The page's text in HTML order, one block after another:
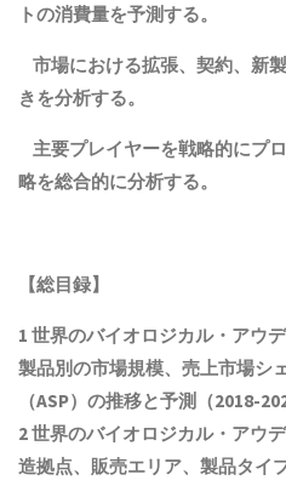
トの消費量を予測する。
市場における拡張、契約、新
きを分析する。
主要プレイヤーを戦略的にプ
略を総合的に分析する。
【総目録】
1 世界のバイオロジカル・アウ
製品別の市場規模、売上市場シ
（ASP）の推移と予測（2018-
2 世界のバイオロジカル・アウ
造拠点、販売エリア、製品タイ